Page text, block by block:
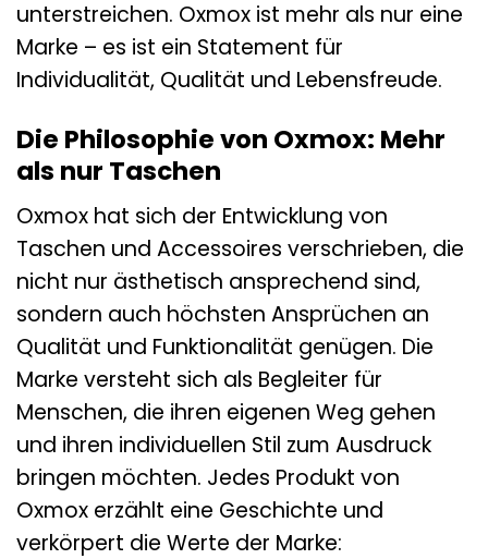
unterstreichen. Oxmox ist mehr als nur eine
Marke – es ist ein Statement für
Individualität, Qualität und Lebensfreude.
Die Philosophie von Oxmox: Mehr
als nur Taschen
Oxmox hat sich der Entwicklung von
Taschen und Accessoires verschrieben, die
nicht nur ästhetisch ansprechend sind,
sondern auch höchsten Ansprüchen an
Qualität und Funktionalität genügen. Die
Marke versteht sich als Begleiter für
Menschen, die ihren eigenen Weg gehen
und ihren individuellen Stil zum Ausdruck
bringen möchten. Jedes Produkt von
Oxmox erzählt eine Geschichte und
verkörpert die Werte der Marke: